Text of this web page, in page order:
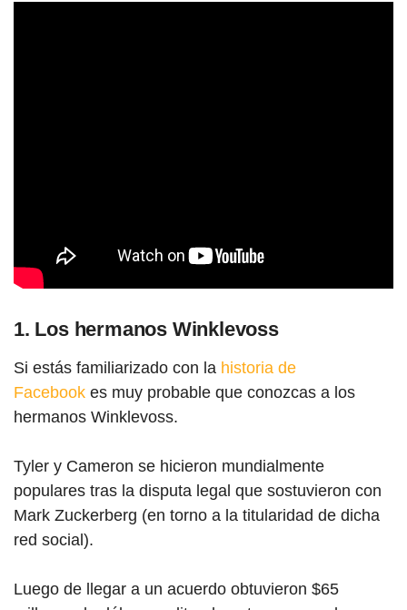
1. Los hermanos Winklevoss
Si estás familiarizado con la historia de
Facebook es muy probable que conozcas a los
hermanos Winklevoss.
Tyler y Cameron se hicieron mundialmente
populares tras la disputa legal que sostuvieron con
Mark Zuckerberg (en torno a la titularidad de dicha
red social).
Luego de llegar a un acuerdo obtuvieron $65